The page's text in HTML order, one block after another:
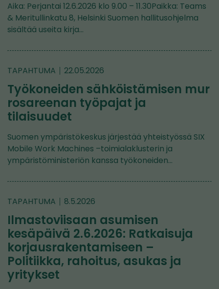
Aika: Perjantai 12.6.2026 klo 9.00 – 11.30Paikka: Teams
& Meritullinkatu 8, Helsinki Suomen hallitusohjelma
sisältää useita kirja…
TAPAHTUMA 22.05.2026
Työkoneiden sähköistämisen mur
rosareenan työpajat ja
tilaisuudet
Suomen ympäristökeskus järjestää yhteistyössä SIX
Mobile Work Machines –toimialaklusterin ja
ympäristöministeriön kanssa työkoneiden…
TAPAHTUMA 8.5.2026
Ilmastoviisaan asumisen
kesäpäivä 2.6.2026: Ratkaisuja
korjausrakentamiseen –
Politiikka, rahoitus, asukas ja
yritykset